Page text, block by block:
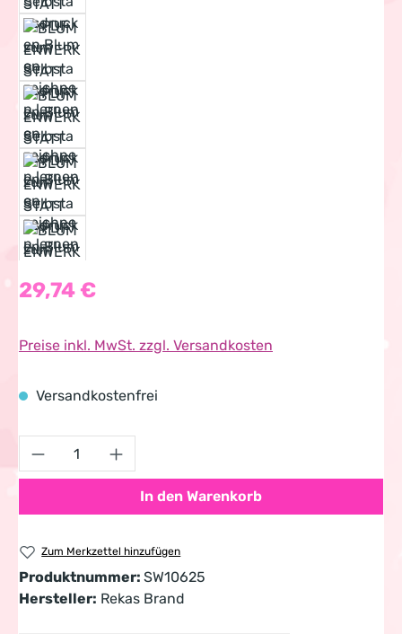
Regulärer Preis:
29,74 €
Preise inkl. MwSt. zzgl. Versandkosten
Versandkostenfrei
Produkt Anzahl: Gib den gewünschten
In den Warenkorb
Zum Merkzettel hinzufügen
Produktnummer: SW10625
Hersteller: Rekas Brand